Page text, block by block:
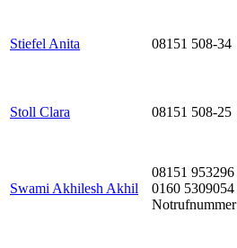
Stiefel Anita 08151 508-34
Stoll Clara 08151 508-25
Swami Akhilesh Akhil
08151 953296
0160 5309054
Notrufnummer